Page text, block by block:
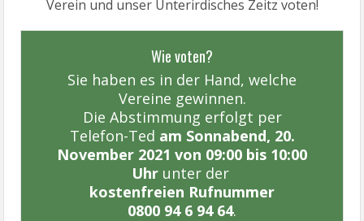
Verein und unser Unterirdisches Zeitz voten!
Wie voten?
Sie haben es in der Hand, welche
Vereine gewinnen.
Die Abstimmung erfolgt per
Telefon-Ted am Sonnabend, 20.
November 2021 von 09:00 bis 10:00
Uhr unter der
kostenfreien Rufnummer
0800 94 6 94 64.